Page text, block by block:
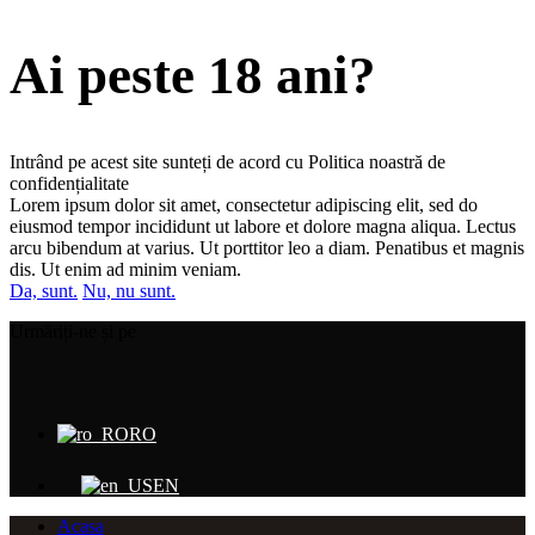
Ai peste 18 ani?
Intrând pe acest site sunteți de acord cu Politica noastră de
confidențialitate
Lorem ipsum dolor sit amet, consectetur adipiscing elit, sed do
eiusmod tempor incididunt ut labore et dolore magna aliqua. Lectus
arcu bibendum at varius. Ut porttitor leo a diam. Penatibus et magnis
dis. Ut enim ad minim veniam.
Da, sunt. Nu, nu sunt.
RO
EN
Acasa